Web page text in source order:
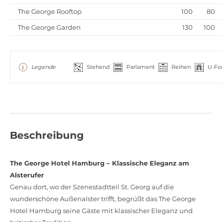
The George Rooftop 100
80
The George Garden
130 100
Legende Stehend Parlament Reihen U-
Beschreibung
The George Hotel Hamburg – Klassische Eleganz am
Alsterufer
Genau dort, wo der Szenestadtteil St. Georg auf die
wunderschöne Außenalster trifft, begrüßt das The George
Hotel Hamburg seine Gäste mit klassischer Eleganz und